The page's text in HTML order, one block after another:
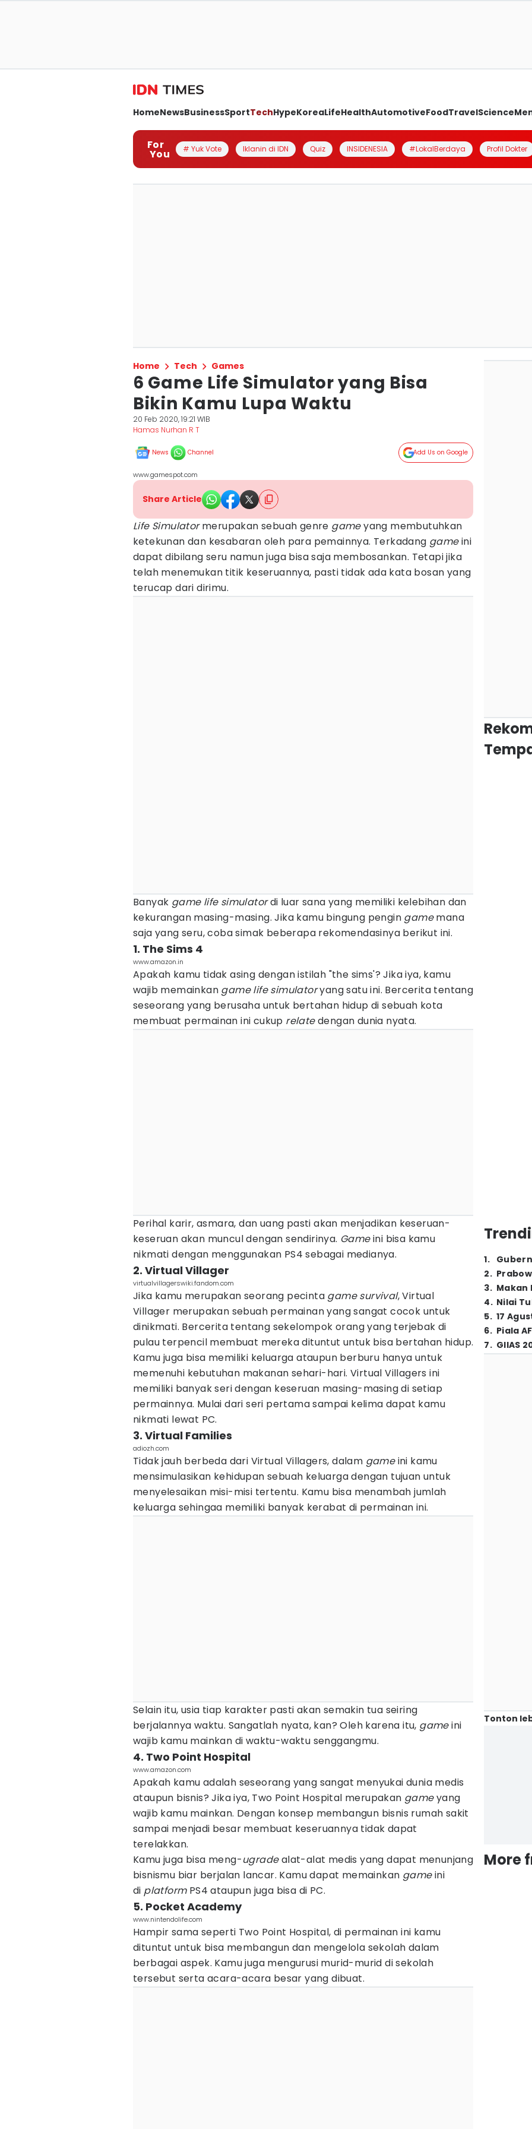
HomeNewsBusinessSportTechHypeKoreaLifeHealthAutomotiveFoodTravelScience
For
You # Yuk Vote Iklanin di IDN Quiz INSIDENESIA #LokalBerdaya Profil Dokter
Home Tech Games
6 Game Life Simulator yang Bisa
Bikin Kamu Lupa Waktu
20 Feb 2020, 19:21 WIB
Hamas Nurhan R T
News Channel Add Us on Google
www.gamespot.com
Share Article
Life Simulatormerupakan sebuah genre gameyang membutuhkan
ketekunan dan kesabaran oleh para pemainnya. Terkadang gameini
dapat dibilang seru namun juga bisa saja membosankan. Tetapi jika
telah menemukan titik keseruannya, pasti tidak ada kata bosan yang
terucap dari dirimu.
Banyak game life simulatordi luar sana yang memiliki kelebihan dan
kekurangan masing-masing. Jika kamu bingung pengin gamemana
saja yang seru, coba simak beberapa rekomendasinya berikut ini.
1. The Sims 4
www.amazon.in
Apakah kamu tidak asing dengan istilah "the sims'? Jika iya, kamu
wajib memainkan game life simulatoryang satu ini. Bercerita tentang
seseorang yang berusaha untuk bertahan hidup di sebuah kota
membuat permainan ini cukup relatedengan dunia nyata.
Perihal karir, asmara, dan uang pasti akan menjadikan keseruan-
keseruan akan muncul dengan sendirinya. Gameini bisa kamu
nikmati dengan menggunakan PS4 sebagai medianya.
2. Virtual Villager
virtualvillagerswiki.fandom.com
Jika kamu merupakan seorang pecinta game survival, Virtual
Villager merupakan sebuah permainan yang sangat cocok untuk
dinikmati. Bercerita tentang sekelompok orang yang terjebak di
pulau terpencil membuat mereka dituntut untuk bisa bertahan hidup.
Kamu juga bisa memiliki keluarga ataupun berburu hanya untuk
memenuhi kebutuhan makanan sehari-hari. Virtual Villagers ini
memiliki banyak seri dengan keseruan masing-masing di setiap
permainnya. Mulai dari seri pertama sampai kelima dapat kamu
nikmati lewat PC.
3. Virtual Families
adiozh.com
Tidak jauh berbeda dari Virtual Villagers, dalam gameini kamu
mensimulasikan kehidupan sebuah keluarga dengan tujuan untuk
menyelesaikan misi-misi tertentu. Kamu bisa menambah jumlah
keluarga sehingaa memiliki banyak kerabat di permainan ini.
Selain itu, usia tiap karakter pasti akan semakin tua seiring
berjalannya waktu. Sangatlah nyata, kan? Oleh karena itu, gameini
wajib kamu mainkan di waktu-waktu senggangmu.
4. Two Point Hospital
www.amazon.com
Apakah kamu adalah seseorang yang sangat menyukai dunia medis
ataupun bisnis? Jika iya, Two Point Hospital merupakan gameyang
wajib kamu mainkan. Dengan konsep membangun bisnis rumah sakit
sampai menjadi besar membuat keseruannya tidak dapat
terelakkan.
Kamu juga bisa meng-ugradealat-alat medis yang dapat menunjang
bisnismu biar berjalan lancar. Kamu dapat memainkan gameini
di platform PS4 ataupun juga bisa di PC.
5. Pocket Academy
www.nintendolife.com
Hampir sama seperti Two Point Hospital, di permainan ini kamu
dituntut untuk bisa membangun dan mengelola sekolah dalam
berbagai aspek. Kamu juga mengurusi murid-murid di sekolah
tersebut serta acara-acara besar yang dibuat.
1.
2.
3. Makan
4. Nilai
5. 17
6. Piala
7. GIIAS
Tonton
More